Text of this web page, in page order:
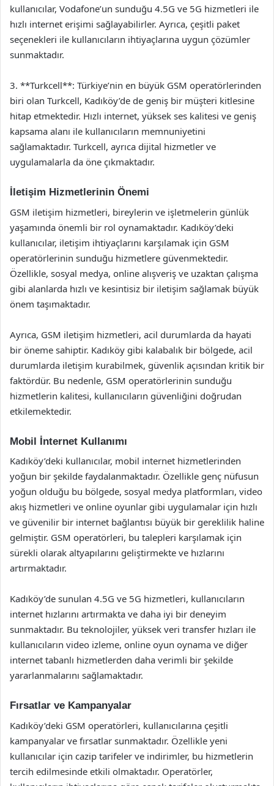
kullanıcılar, Vodafone’un sunduğu 4.5G ve 5G hizmetleri ile
hızlı internet erişimi sağlayabilirler. Ayrıca, çeşitli paket
seçenekleri ile kullanıcıların ihtiyaçlarına uygun çözümler
sunmaktadır.
3. **Turkcell**: Türkiye’nin en büyük GSM operatörlerinden
biri olan Turkcell, Kadıköy’de de geniş bir müşteri kitlesine
hitap etmektedir. Hızlı internet, yüksek ses kalitesi ve geniş
kapsama alanı ile kullanıcıların memnuniyetini
sağlamaktadır. Turkcell, ayrıca dijital hizmetler ve
uygulamalarla da öne çıkmaktadır.
İletişim Hizmetlerinin Önemi
GSM iletişim hizmetleri, bireylerin ve işletmelerin günlük
yaşamında önemli bir rol oynamaktadır. Kadıköy’deki
kullanıcılar, iletişim ihtiyaçlarını karşılamak için GSM
operatörlerinin sunduğu hizmetlere güvenmektedir.
Özellikle, sosyal medya, online alışveriş ve uzaktan çalışma
gibi alanlarda hızlı ve kesintisiz bir iletişim sağlamak büyük
önem taşımaktadır.
Ayrıca, GSM iletişim hizmetleri, acil durumlarda da hayati
bir öneme sahiptir. Kadıköy gibi kalabalık bir bölgede, acil
durumlarda iletişim kurabilmek, güvenlik açısından kritik bir
faktördür. Bu nedenle, GSM operatörlerinin sunduğu
hizmetlerin kalitesi, kullanıcıların güvenliğini doğrudan
etkilemektedir.
Mobil İnternet Kullanımı
Kadıköy’deki kullanıcılar, mobil internet hizmetlerinden
yoğun bir şekilde faydalanmaktadır. Özellikle genç nüfusun
yoğun olduğu bu bölgede, sosyal medya platformları, video
akış hizmetleri ve online oyunlar gibi uygulamalar için hızlı
ve güvenilir bir internet bağlantısı büyük bir gereklilik haline
gelmiştir. GSM operatörleri, bu talepleri karşılamak için
sürekli olarak altyapılarını geliştirmekte ve hızlarını
artırmaktadır.
Kadıköy’de sunulan 4.5G ve 5G hizmetleri, kullanıcıların
internet hızlarını artırmakta ve daha iyi bir deneyim
sunmaktadır. Bu teknolojiler, yüksek veri transfer hızları ile
kullanıcıların video izleme, online oyun oynama ve diğer
internet tabanlı hizmetlerden daha verimli bir şekilde
yararlanmalarını sağlamaktadır.
Fırsatlar ve Kampanyalar
Kadıköy’deki GSM operatörleri, kullanıcılarına çeşitli
kampanyalar ve fırsatlar sunmaktadır. Özellikle yeni
kullanıcılar için cazip tarifeler ve indirimler, bu hizmetlerin
tercih edilmesinde etkili olmaktadır. Operatörler,